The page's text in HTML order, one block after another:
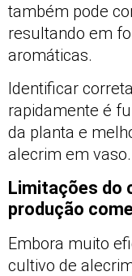
também pode
resultando em
aromáticas.
Identificar
rapidamente é
da planta e
alecrim em vaso.
Limitações do
produção
Embora muito
cultivo de